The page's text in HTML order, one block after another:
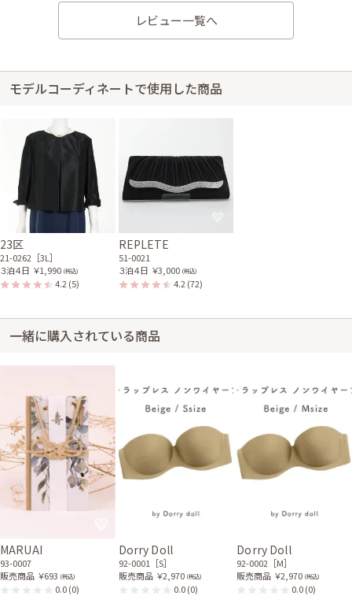
身長160cm【3Lサイズ】 (バスト：D80)
サイズはぴったりで、丈はひざ下でした。 商品が届き箱を開けた瞬間「わ
ー素敵」と思わず声を出してしまいました。 商品紹介にもあるように、光
に満足です。 ありがとうございました。 次回もまた利用したいです。
身長170cm【3Lサイズ】 (バスト:F95)
20代後半 2021/10/10
サイズはぴったりで、丈はひざ丈でした。 私の体が大きいのもあり、サイ
ズがなかなか無い中で、私にも合うドレスがあり、とても満足しています。
色もとてもステキで、ストールも一緒にレンタルしたのですが、とても可愛
くドレスにも合い、私の持っていたバッグ、靴にも合ったので良かったで
パンパンになったので、そこが気になりました。 また袋に入れる時、どの
ようにして畳んだら良いのか分かるようなものがあればいいのになとも思
いました。 ドレス、ストールのレンタルで、とてもステキな結婚式に参加
レンタル/購入した商品
シルバーのフリンジストー
ル
21-0263
レビュー一覧へ
モデルコーディネートで使用した商品
23区
21-0262［3L］
３泊４日 ￥1,990 (税込)
4.2(5)
REPLETE
51-0021
３泊４日 ￥3,000 (税込)
4.2(72)
一緒に購入されている商品
MARUAI
93-0007
販売商品 ￥693 (税込)
0.0(0)
Dorry Doll
92-0001［S］
販売商品 ￥2,970 (税込)
0.0(0)
Dorry Doll
92-0002［M］
販売商品 ￥2,970 (税込)
0.0(0)